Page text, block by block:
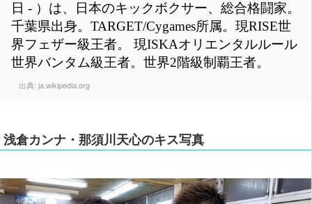
日 - ）は、日本のキックボクサー、総合格闘家。
千葉県出身。TARGET/Cygames所属。現RISE世
界フェザー級王者。 現ISKAオリエンタルルール
世界バンタム級王者。世界2階級制覇王者。
出典: ja.wikipedia.org
浅倉カンナ・那須川天心のキス写真